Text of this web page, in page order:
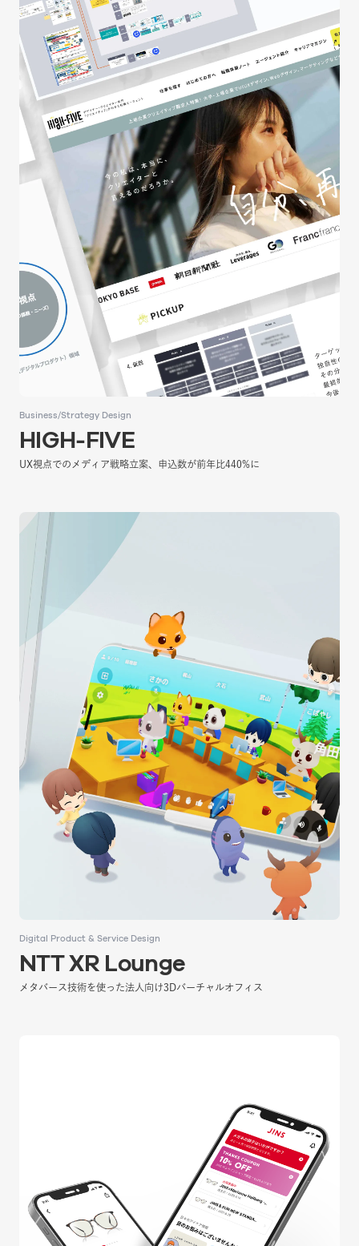
Business/Strategy Design
HIGH-FIVE
UX視点でのメディア戦略立案、申込数が前年比440%に
Digital Product & Service Design
NTT XR Lounge
メタバース技術を使った法人向け3Dバーチャルオフィス
Business/Strategy Design
HIGH-FIVE
UX視点でのメディア戦略立案、申込数が前年比440%に
Digital Product & Service Design
NTT XR Lounge
メタバース技術を使った法人向け3Dバーチャルオフィス